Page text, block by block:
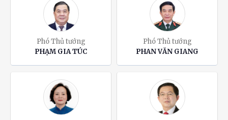
Phó Thủ tướng
PHẠM GIA TÚC
Phó Thủ tướng
PHAN VĂN GIANG